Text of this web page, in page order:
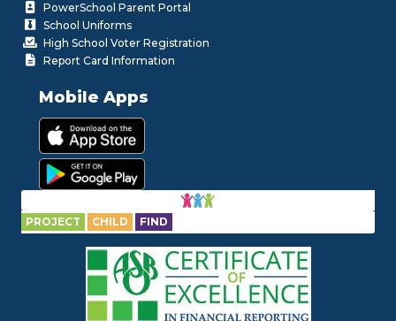
PowerSchool Parent Portal
School Uniforms
High School Voter Registration
Report Card Information
Mobile Apps
PROJECT CHILD FIND